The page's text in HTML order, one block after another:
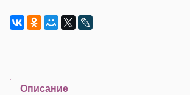
Описание